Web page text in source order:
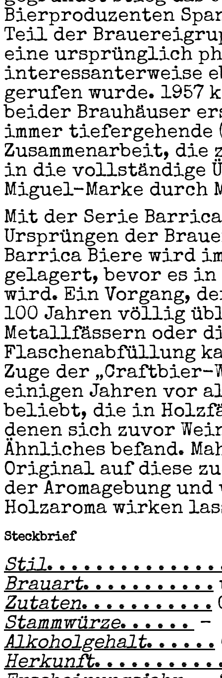
Bierproduzenten
Teil der
eine ursprünglich
interessanterweise
gerufen wurde. 1957
beider Brauhäuser
immer
Zusammenarbeit, die
in die vollständige
Miguel-Marke durch
Mit der Serie Barrica
Ursprüngen der
Barrica Biere wird
gelagert, bevor es
wird. Ein Vorgang,
100 Jahren völlig
Metallfässern oder
Flaschenabfüllung
Zuge der „Craftbier-
einigen Jahren vor
beliebt, die in
denen sich zuvor
Ähnliches befand.
Original auf diese
der Aromagebung
Holzaroma wirken
Steckbrief
Stil. . . . . . . . . . . . . .
Brauart. . . . . . . . . . .
Zutaten. . . . . . . . . . .
Stammwürze. . . . . . –
Alkoholgehalt. . . . . .
Herkunft. . . . . . . . . .